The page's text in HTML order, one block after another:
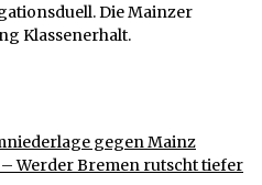
Die Mainzer
Klassenerhalt.
gegen Mainz
Werder Bremen rutscht tiefer